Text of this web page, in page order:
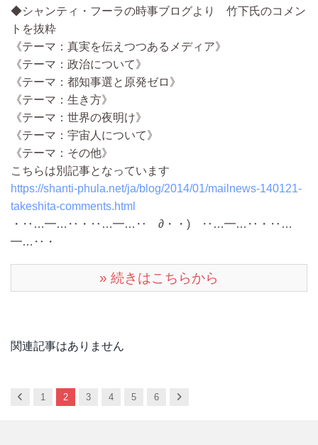
◆シャンティ・フーラの時事ブログより 竹下氏のコメン
トを抜粋
《テーマ：真実を伝えつつあるメディア》
《テーマ：政治について》
《テーマ：都知事選と原発ゼロ》
《テーマ：生き方》
《テーマ：世界の夜明け》
《テーマ：宇宙人について》
《テーマ：その他》
こちらは別記事となっています
https://shanti-phula.net/ja/blog/2014/01/mailnews-140121-
takeshita-comments.html
・‥…━…‥・‥…━…‥ ∂・・) ‥…━…‥・‥…
━…‥・
» 続きはこちらから
関連記事はありません
Previous
1 2 3 4 5 6 Next